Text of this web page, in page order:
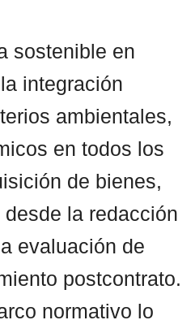
sostenible en
integración
ambientales,
en todos los
de bienes,
la redacción
evaluación de
postcontrato.
normativo lo